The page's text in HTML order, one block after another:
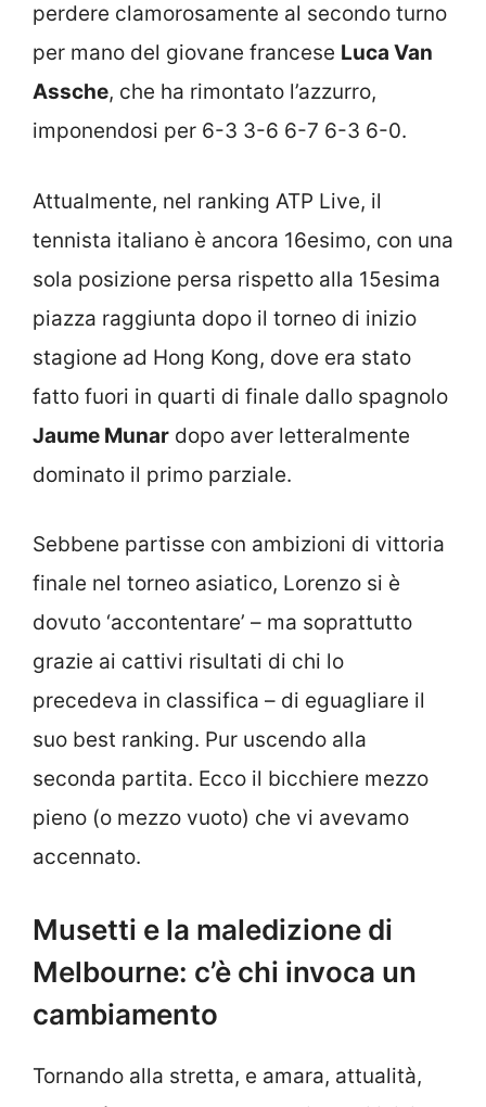
perdere clamorosamente al secondo turno
per mano del giovane francese Luca Van
Assche, che ha rimontato l’azzurro,
imponendosi per 6-3 3-6 6-7 6-3 6-0.
Attualmente, nel ranking ATP Live, il
tennista italiano è ancora 16esimo, con una
sola posizione persa rispetto alla 15esima
piazza raggiunta dopo il torneo di inizio
stagione ad Hong Kong, dove era stato
fatto fuori in quarti di finale dallo spagnolo
Jaume Munar dopo aver letteralmente
dominato il primo parziale.
Sebbene partisse con ambizioni di vittoria
finale nel torneo asiatico, Lorenzo si è
dovuto ‘accontentare’ – ma soprattutto
grazie ai cattivi risultati di chi lo
precedeva in classifica – di eguagliare il
suo best ranking. Pur uscendo alla
seconda partita. Ecco il bicchiere mezzo
pieno (o mezzo vuoto) che vi avevamo
accennato.
Musetti e la maledizione di
Melbourne: c’è chi invoca un
cambiamento
Tornando alla stretta, e amara, attualità,